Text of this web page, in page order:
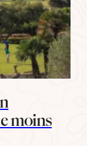
moins